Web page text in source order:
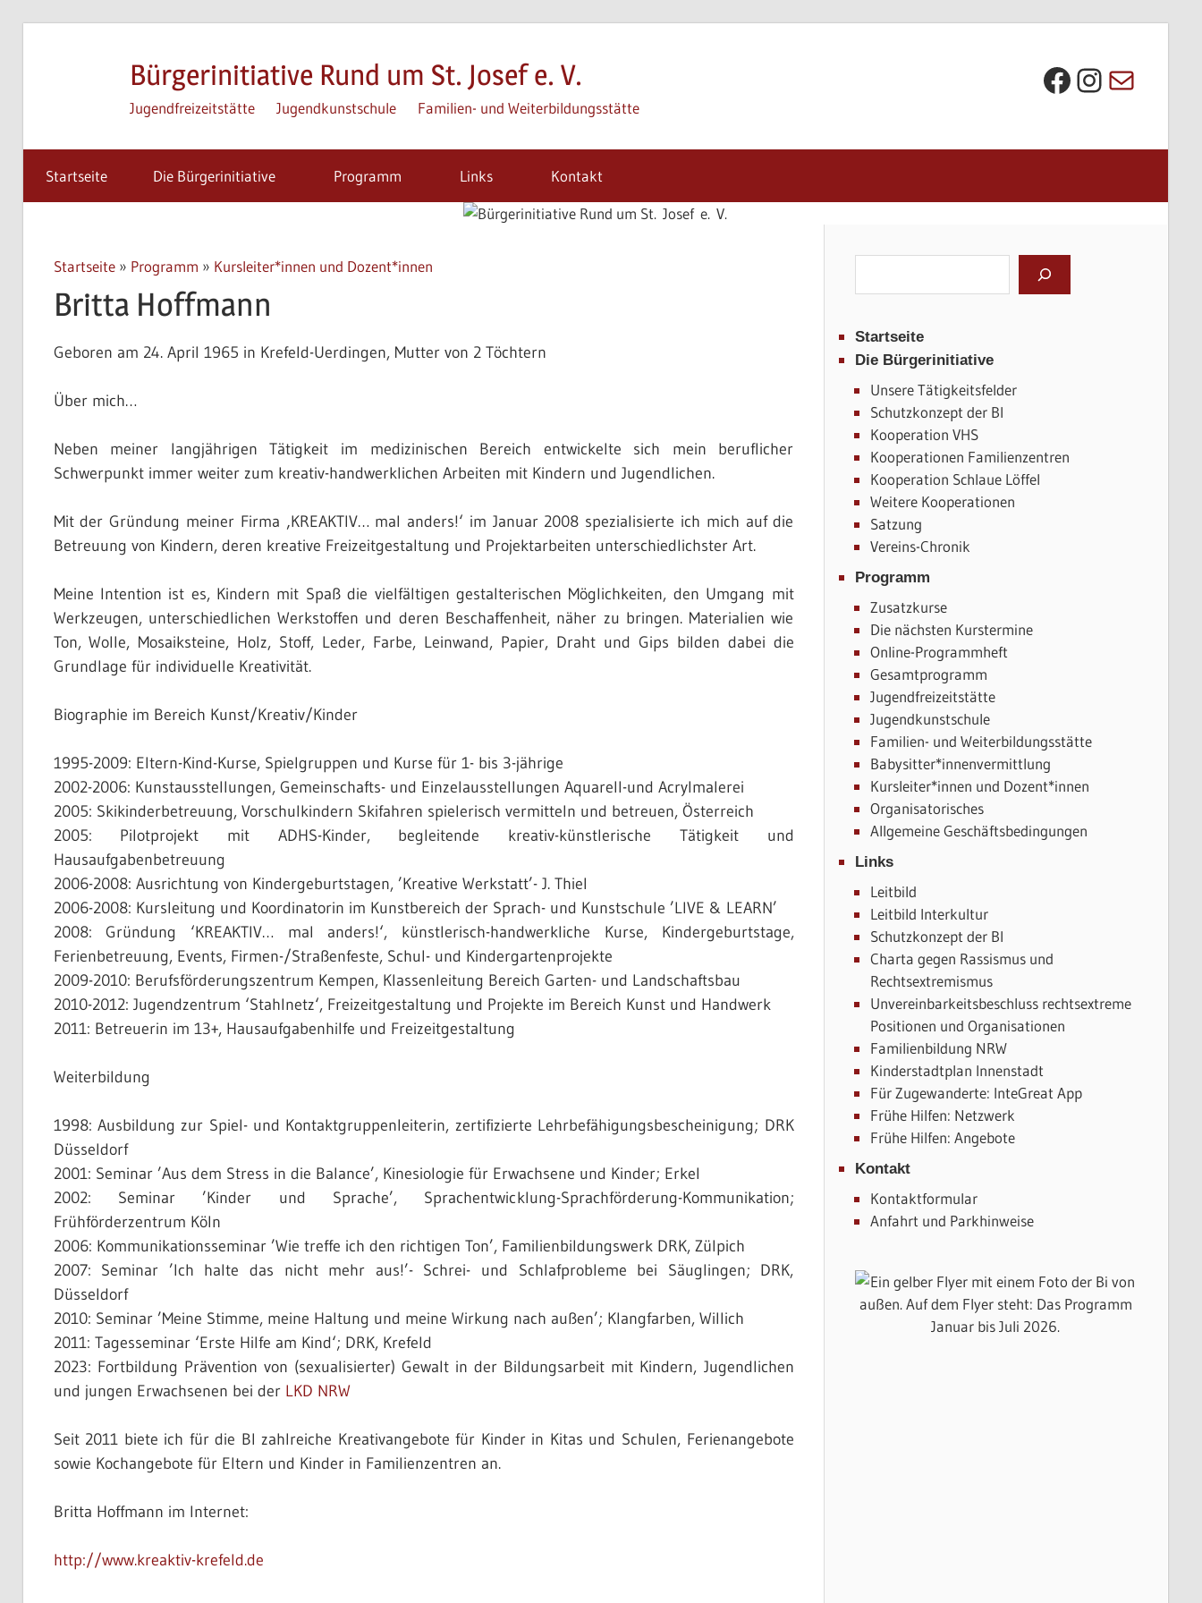
Bürgerinitiative Rund um St. Josef e. V.
Jugendfreizeitstätte Jugendkunstschule Familien- und Weiterbildungsstätte
Die BI bei Facebook
E-Mail
Startseite Die Bürgerinitiative Programm Links Kontakt
Startseite» Programm » Kursleiter*innen und Dozent*innen
Britta Hoffmann
Geboren am 24. April 1965 in Krefeld-Uerdingen, Mutter von 2 Töchtern
Über mich…
Neben meiner langjährigen Tätigkeit im medizinischen Bereich entwickelte sich mein beruflicher
Schwerpunkt immer weiter zum kreativ-handwerklichen Arbeiten mit Kindern und Jugendlichen.
Mit der Gründung meiner Firma ‚KREAKTIV… mal anders!‘ im Januar 2008 spezialisierte ich mich auf die
Betreuung von Kindern, deren kreative Freizeitgestaltung und Projektarbeiten unterschiedlichster Art.
Meine Intention ist es, Kindern mit Spaß die vielfältigen gestalterischen Möglichkeiten, den Umgang mit
Werkzeugen, unterschiedlichen Werkstoffen und deren Beschaffenheit, näher zu bringen. Materialien wie
Ton, Wolle, Mosaiksteine, Holz, Stoff, Leder, Farbe, Leinwand, Papier, Draht und Gips bilden dabei die
Grundlage für individuelle Kreativität.
Biographie im Bereich Kunst/Kreativ/Kinder
1995-2009: Eltern-Kind-Kurse, Spielgruppen und Kurse für 1- bis 3-jährige
2002-2006: Kunstausstellungen, Gemeinschafts- und Einzelausstellungen Aquarell-und Acrylmalerei
2005: Skikinderbetreuung, Vorschulkindern Skifahren spielerisch vermitteln und betreuen, Österreich
2005: Pilotprojekt mit ADHS-Kinder, begleitende kreativ-künstlerische Tätigkeit und
Hausaufgabenbetreuung
2006-2008: Ausrichtung von Kindergeburtstagen, ’Kreative Werkstatt’- J. Thiel
2006-2008: Kursleitung und Koordinatorin im Kunstbereich der Sprach- und Kunstschule ’LIVE & LEARN’
2008: Gründung ‘KREAKTIV… mal anders!‘, künstlerisch-handwerkliche Kurse, Kindergeburtstage,
Ferienbetreuung, Events, Firmen-/Straßenfeste, Schul- und Kindergartenprojekte
2009-2010: Berufsförderungszentrum Kempen, Klassenleitung Bereich Garten- und Landschaftsbau
2010-2012: Jugendzentrum ‘Stahlnetz‘, Freizeitgestaltung und Projekte im Bereich Kunst und Handwerk
2011: Betreuerin im 13+, Hausaufgabenhilfe und Freizeitgestaltung
Weiterbildung
1998: Ausbildung zur Spiel- und Kontaktgruppenleiterin, zertifizierte Lehrbefähigungsbescheinigung; DRK
Düsseldorf
2001: Seminar ’Aus dem Stress in die Balance’, Kinesiologie für Erwachsene und Kinder; Erkel
2002: Seminar ’Kinder und Sprache’, Sprachentwicklung-Sprachförderung-Kommunikation;
Frühförderzentrum Köln
2006: Kommunikationsseminar ’Wie treffe ich den richtigen Ton’, Familienbildungswerk DRK, Zülpich
2007: Seminar ’Ich halte das nicht mehr aus!’- Schrei- und Schlafprobleme bei Säuglingen; DRK,
Düsseldorf
2010: Seminar ’Meine Stimme, meine Haltung und meine Wirkung nach außen’; Klangfarben, Willich
2011: Tagesseminar ‘Erste Hilfe am Kind‘; DRK, Krefeld
2023: Fortbildung Prävention von (sexualisierter) Gewalt in der Bildungsarbeit mit Kindern, Jugendlichen
und jungen Erwachsenen bei der LKD NRW
Seit 2011 biete ich für die BI zahlreiche Kreativangebote für Kinder in Kitas und Schulen, Ferienangebote
sowie Kochangebote für Eltern und Kinder in Familienzentren an.
Britta Hoffmann im Internet:
http://www.kreaktiv-krefeld.de
Startseite
Die Bürgerinitiative
Unsere Tätigkeitsfelder
Schutzkonzept der BI
Kooperation VHS
Kooperationen Familienzentren
Kooperation Schlaue Löffel
Weitere Kooperationen
Satzung
Vereins-Chronik
Programm
Zusatzkurse
Die nächsten Kurstermine
Online-Programmheft
Gesamtprogramm
Jugendfreizeitstätte
Jugendkunstschule
Familien- und Weiterbildungsstätte
Babysitter*innenvermittlung
Kursleiter*innen und Dozent*innen
Organisatorisches
Allgemeine Geschäftsbedingungen
Links
Leitbild
Leitbild Interkultur
Schutzkonzept der BI
Charta gegen Rassismus und
Rechtsextremismus
Unvereinbarkeitsbeschluss rechtsextreme
Positionen und Organisationen
Familienbildung NRW
Kinderstadtplan Innenstadt
Für Zugewanderte: InteGreat App
Frühe Hilfen: Netzwerk
Frühe Hilfen: Angebote
Kontakt
Kontaktformular
Anfahrt und Parkhinweise